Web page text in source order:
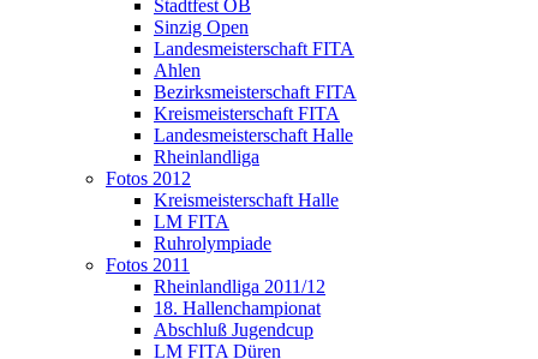
Stadtfest OB
Sinzig Open
Landesmeisterschaft FITA
Ahlen
Bezirksmeisterschaft FITA
Kreismeisterschaft FITA
Landesmeisterschaft Halle
Rheinlandliga
Fotos 2012
Kreismeisterschaft Halle
LM FITA
Ruhrolympiade
Fotos 2011
Rheinlandliga 2011/12
18. Hallenchampionat
Abschluß Jugendcup
LM FITA Düren